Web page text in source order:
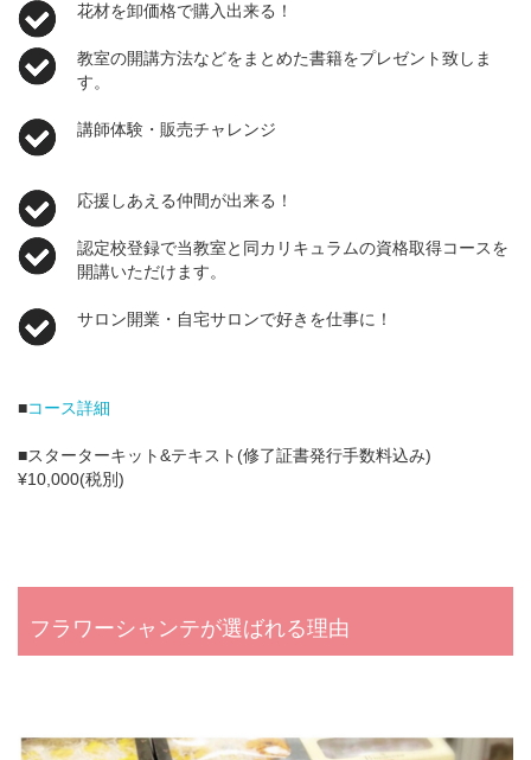
花材を卸価格で購入出来る！
教室の開講方法などをまとめた書籍をプレゼント致しま
す。
講師体験・販売チャレンジ
応援しあえる仲間が出来る！
認定校登録で当教室と同カリキュラムの資格取得コースを
開講いただけます。
サロン開業・自宅サロンで好きを仕事に！
■コース詳細
■スターターキット&テキスト(修了証書発行手数料込み)
¥10,000(税別)
フラワーシャンテが選ばれる理由